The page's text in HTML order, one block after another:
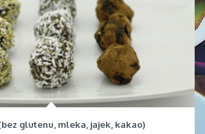
glutenu, mleka, jajek, kakao)